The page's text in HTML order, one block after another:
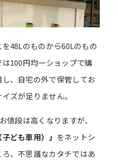
48Lのものから60Lのもの
100円均一ショップで購
し、自宅の外で保管してお
ズが足りません。
値段は高くなりますが、
ども車用）」 をネットシ
、不思議なカタチではあ